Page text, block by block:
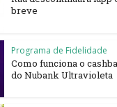
breve
Programa de Fidelidade
Como funciona o
do Nubank Ultravioleta